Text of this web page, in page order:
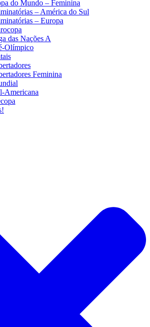
do Mundo – Feminina
– América do Sul
– Europa
das Nações A
Olímpico
Feminina
Americana